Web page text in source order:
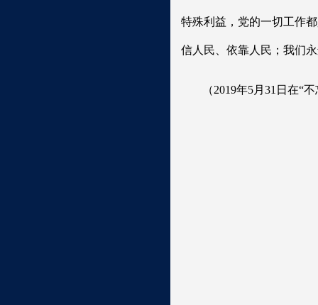
特殊利益，党的一切工作
信人民、依靠人民；我们
（2019年5月31日在“